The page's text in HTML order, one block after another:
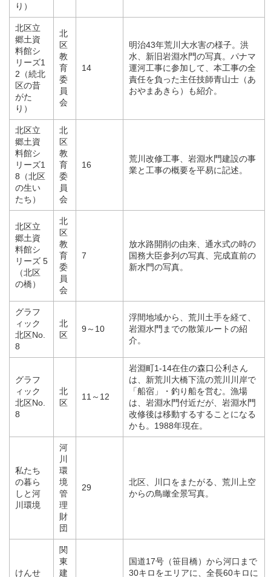
り）
北区立
郷土資
料館シ
リーズ1
2（続北
区の昔
がた
り）
北
区
教
育
委
員
会
14
明治43年荒川大水害の様子。洪
水、新旧岩淵水門の写真。パナマ
運河工事に参加して、本工事の全
責任を負った主任技師青山士（あ
おやまあきら）も紹介。
北区立
郷土資
料館シ
リーズ1
8（北区
の生い
たち）
北
区
教
育
委
員
会
16
荒川改修工事、岩淵水門建設の事
業と工事の概要を平易に記述。
北区立
郷土資
料館シ
リーズ 5
（北区
の橋）
北
区
教
育
委
員
会
7
放水路開削の由来、通水式の時の
国務大臣参列の写真、完成直前の
新水門の写真。
グラフ
ィック
北区No.
8
北
区
9～10
浮間地域から、荒川土手を経て、
岩淵水門までの散策ルートの紹
介。
グラフ
ィック
北区No.
8
北
区
11～12
岩淵町1-14在住の森口公利さん
は、新荒川大橋下流の荒川川岸で
「船宿」・釣り船を営む。漁場
は、岩淵水門付近だが、岩淵水門
改修後は移動するすることになる
かも。1988年現在。
私たち
の暮ら
しと河
川環境
河
川
環
境
管
理
財
団
29
北区、川口をまたがる、荒川上空
からの鳥瞰全景写真。
けんせ
関
東
建
国道17号（笹目橋）から河口まで
30キロをエリアに、全長60キロに